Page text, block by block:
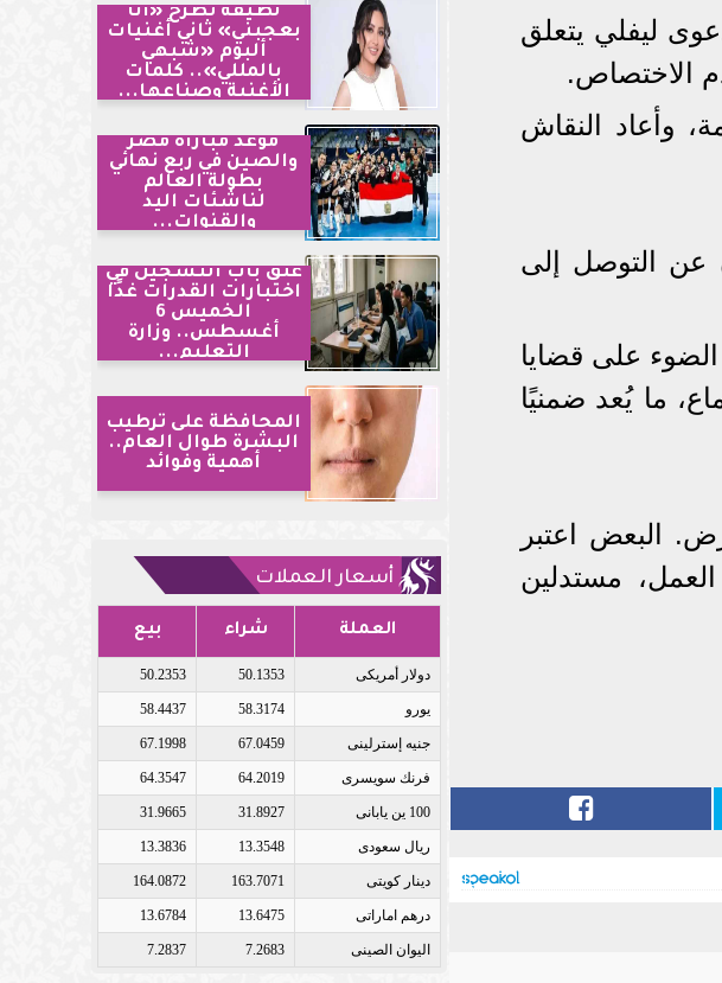
ليفلي يتعلق
الاختصاص.
وأعاد النقاش
عن التوصل إلى
على قضايا
ما يُعد ضمنيًا
البعض اعتبر
مستدلين
لطيفة تطرح «أنا
بعجبني» ثاني أغنيات
ألبوم «شبهي
بالمللي».. كلمات
الأغنية وصناعها...
موعد مباراة مصر
والصين في ربع نهائي
بطولة العالم
لناشئات اليد
والقنوات...
غلق باب التسجيل في
اختبارات القدرات غدًا
الخميس 6
أغسطس.. وزارة
التعليم...
المحافظة على ترطيب
البشرة طوال العام..
أهمية وفوائد
أسعار العملات
العملة شراء بيع
دولار أمريكى 50.1353
50.2353
يورو 58.3174
58.4437
جنيه إسترلينى 67.0459
67.1998
فرنك سويسرى 64.2019
64.3547
100 ين يابانى 31.8927
31.9665
ريال سعودى 13.3548
13.3836
دينار كويتى 163.7071
164.0872
درهم اماراتى 13.6475
13.6784
اليوان الصينى 7.2683
7.2837